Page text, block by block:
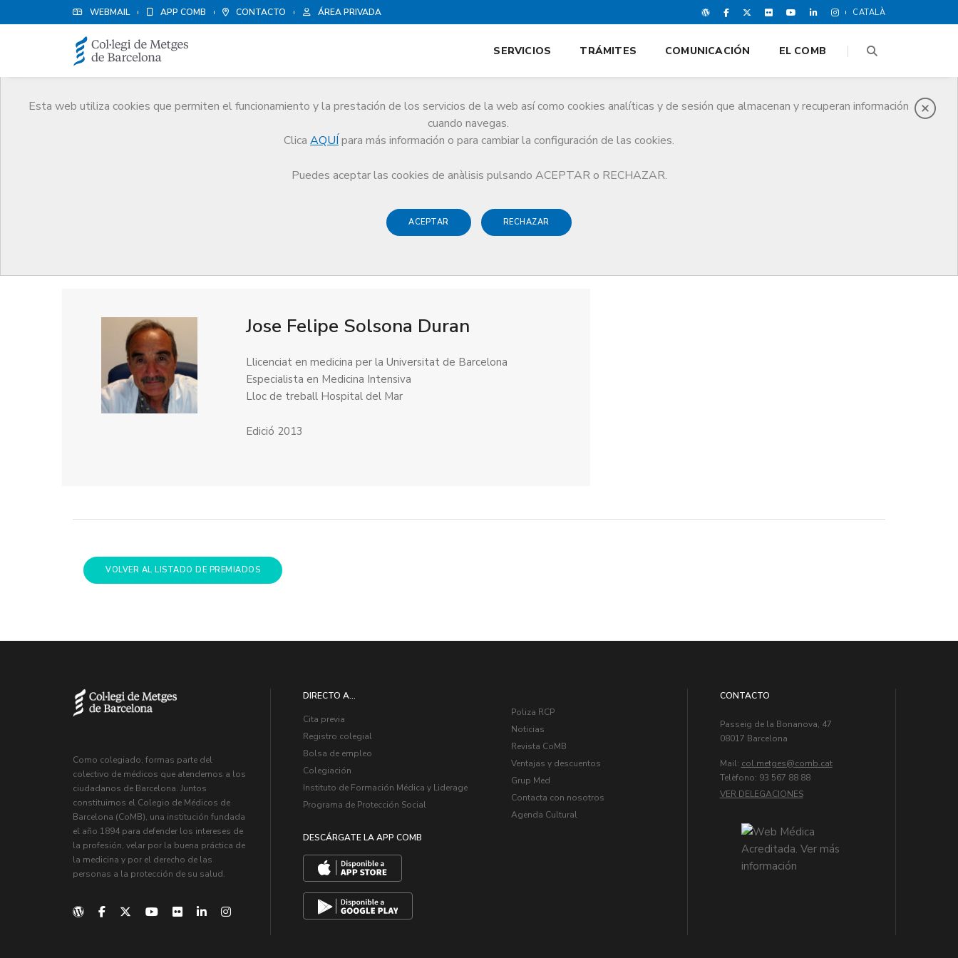
WEBMAIL APP COMB CONTACTO ÁREA PRIVADA CATALÀ
Esta web utiliza cookies que permiten el funcionamiento y la prestación de los servicios de la web así como cookies analíticas y de sesión que almacenan y recuperan información
cuando navegas.
Clica AQUÍ para más información o para cambiar la configuración de las cookies.
Puedes aceptar las cookies de anàlisis pulsando ACEPTAR o RECHAZAR.
ACEPTAR RECHAZAR
SERVICIOS TRÁMITES COMUNICACIÓN EL COMB
Guardonat Edició 2013
Jose Felipe Solsona Duran
Llicenciat en medicina per la Universitat de Barcelona
Especialista en Medicina Intensiva
Lloc de treball Hospital del Mar
Edició 2013
VOLVER AL LISTADO DE PREMIADOS
Como colegiado, formas parte del
colectivo de médicos que atendemos a los
ciudadanos de Barcelona. Juntos
constituimos el Colegio de Médicos de
Barcelona (CoMB), una institución fundada
el año 1894 para defender los intereses de
la profesión, velar por la buena práctica de
la medicina y por el derecho de las
personas a la protección de su salud.
DIRECTO A...
Cita previa
Registro colegial
Bolsa de empleo
Colegiación
Instituto de Formación Médica y Liderage
Programa de Protección Social
DESCÁRGATE LA APP COMB
Poliza RCP
Noticias
Revista CoMB
Ventajas y descuentos
Grup Med
Contacta con nosotros
Agenda Cultural
CONTACTO
Passeig de la Bonanova, 47
08017 Barcelona
Mail: col.metges
Telèfono: 93 567 88 88
VER DELEGACIONES